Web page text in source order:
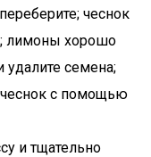
чеснок
лимоны хорошо
удалите семена;
с помощью
и тщательно